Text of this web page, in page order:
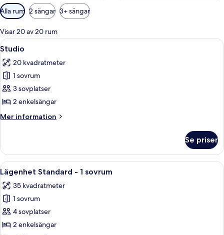
Tillgängliga
filter
för
rum
Alla rum 2 sängar 3+ sängar
Visar 20 av 20 rum
Öppna
alla
foton
för
Studio
En dubbelsäng med vita och blå
10
Studio
20 kvadratmeter
1 sovrum
3 sovplatser
2 enkelsängar
Mer information
Mer
Se priser
Öppna
alla
foton
för
Lägenhet
Standard
Ett modernt hotellrum med en stor
9
Lägenhet Standard - 1 sovrum
35 kvadratmeter
1 sovrum
4 sovplatser
2 enkelsängar